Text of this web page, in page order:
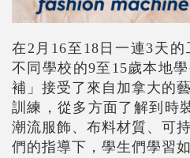
在2月16至18日一連3天
不同學校的9至15歲本地
補」接受了來自加拿大的
訓練，從多方面了解到時
潮流服飾、布料材質、可
們的指導下，學生們學習